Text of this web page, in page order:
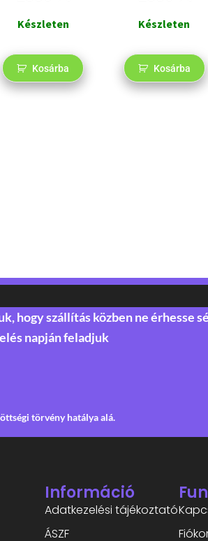
Készleten
Kosárba
Készleten
Kosárba
hogy szállítás közben ne érhesse
napján feladjuk
törvény hatálya alá.
Információ
Adatkezelési tájékoztató
ÁSZF